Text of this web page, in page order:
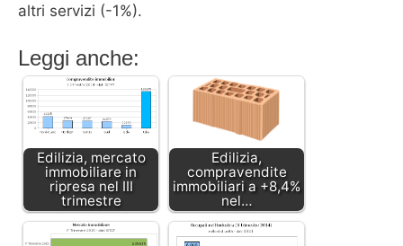
altri servizi (-1%).
Leggi anche:
Edilizia, mercato
immobiliare in
ripresa nel III
trimestre
Edilizia,
compravendite
immobiliari a +8,4%
nel…